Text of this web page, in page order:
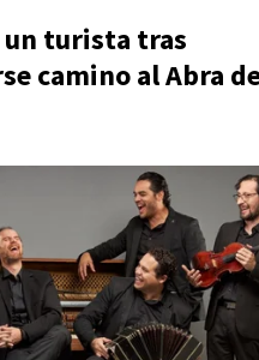
un turista tras
camino al Abra